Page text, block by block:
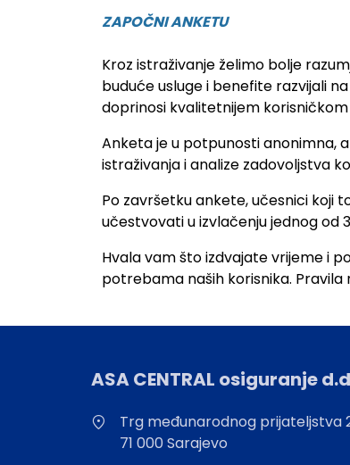
ZAPOČNI ANKETU
Kroz istraživanje želimo bolje
buduće usluge i benefite razvijali
doprinosi kvalitetnijem
Anketa je u potpunosti anonimna,
istraživanja i analize zadovoljstva
Po završetku ankete, učesnici koji
učestvovati u izvlačenju jednog od
Hvala vam što izdvajate vrijeme i
potrebama naših korisnika.
ASA CENTRAL osiguranje
Trg međunarodnog prijateljstva
71 000 Sarajevo